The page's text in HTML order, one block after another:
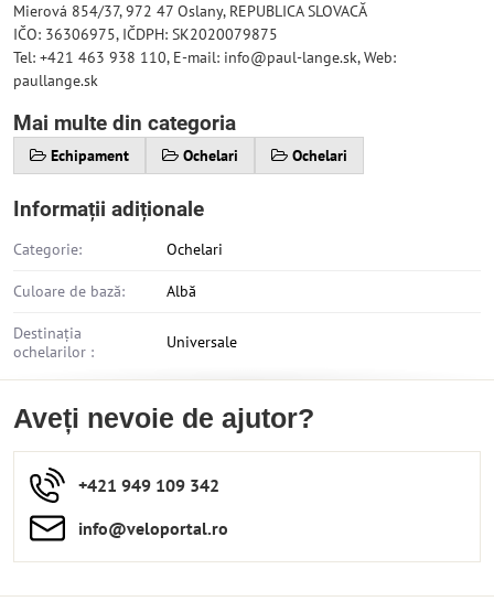
Mierová 854/37, 972 47 Oslany, REPUBLICA SLOVACĂ
IČO: 36306975, IČDPH: SK2020079875
Tel: +421 463 938 110, E-mail: info@paul-lange.sk, Web:
paullange.sk
Mai multe din categoria
Echipament Ochelari Ochelari
Informații adiționale
Categorie: Ochelari
Culoare de bază: Albă
Destinația
ochelarilor :
Universale
Aveți nevoie de ajutor?
+421 949 109 342
info​​@veloportal​.ro